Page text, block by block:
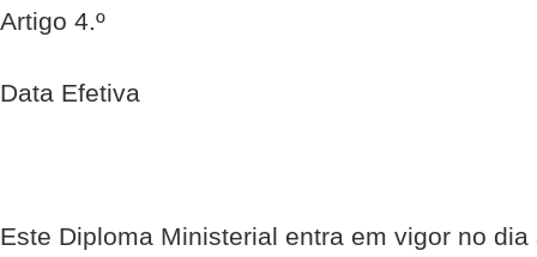
Artigo 4.º
Data Efetiva
Este Diploma Ministerial entra em vigor no